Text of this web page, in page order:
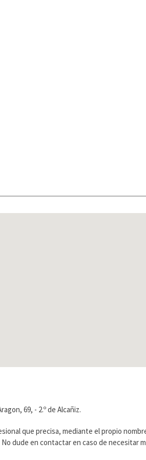
69, - 2.º de Alcañiz.
que precisa, mediante el propio
dude en contactar en caso de necesitar